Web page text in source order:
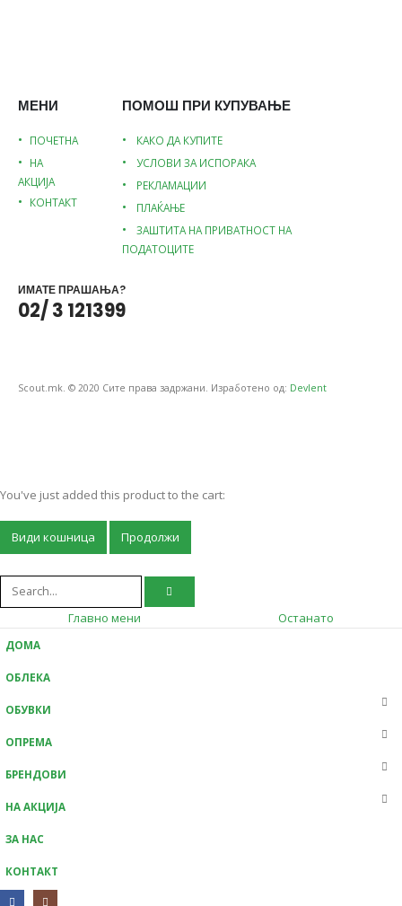
МЕНИ
ПОЧЕТНА
НА
АКЦИЈА
КОНТАКТ
ПОМОШ ПРИ КУПУВАЊЕ
КАКО ДА КУПИТЕ
УСЛОВИ ЗА ИСПОРАКА
РЕКЛАМАЦИИ
ПЛАЌАЊЕ
ЗАШТИТА НА ПРИВАТНОСТ НА
ПОДАТОЦИТЕ
ИМАТЕ ПРАШАЊА?
02/ 3 121399
Scout.mk. © 2020 Сите права задржани. Изработено од: Devlent
You've just added this product to the cart:
Види кошница Продолжи
Главно мени Останато
ДОМА
ОБЛЕКА
ОБУВКИ
ОПРЕМА
БРЕНДОВИ
НА АКЦИЈА
ЗА НАС
КОНТАКТ